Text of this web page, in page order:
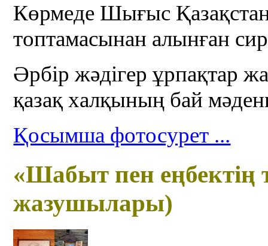
Көрмеде Шығыс
топтамасынан алынған
Әрбір жәдігер ұрпақтар
қазақ халқының бай
Қосымша фотосурет ...
«Шабыт пен еңбектің
жазушылары)